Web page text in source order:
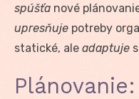
spúšťa nové
upresňuje potreby
statické, ale adaptuje